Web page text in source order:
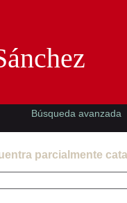
parcialmente
Búsqueda avanzada